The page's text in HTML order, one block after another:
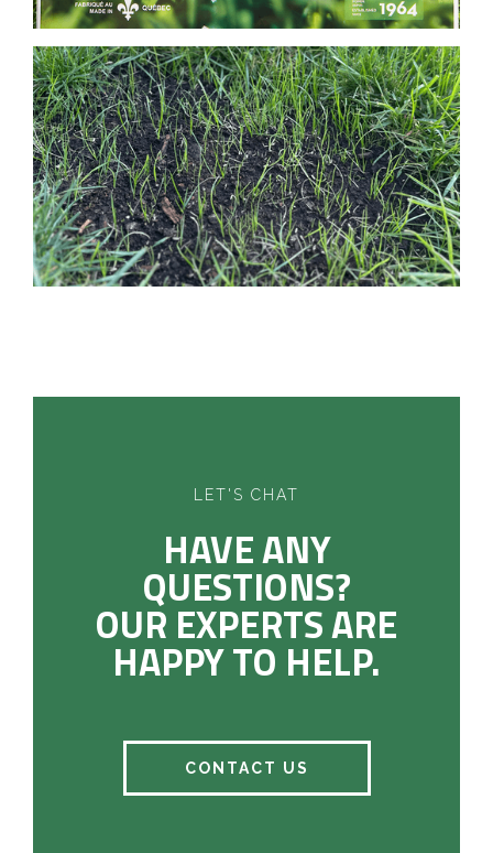
LET'S CHAT
HAVE ANY
QUESTIONS?
OUR EXPERTS ARE
HAPPY TO HELP.
CONTACT US